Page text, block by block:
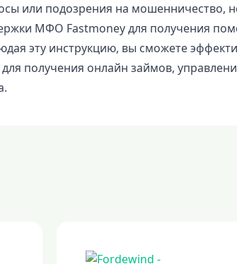
или подозрения на мошенничество,
МФО Fastmoney для получения
эту инструкцию, вы сможете
получения онлайн займов,